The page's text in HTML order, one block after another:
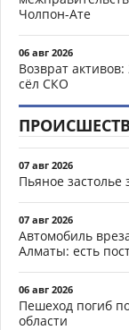
Чолпон-Ате
06 авг 2026
Возврат
сёл СКО
07 авг 2026
Пьяное застолье
07 авг 2026
Автомобиль
Алматы: есть
06 авг 2026
Пешеход погиб
области